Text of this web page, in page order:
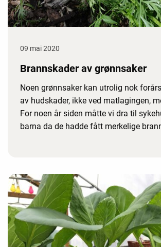
09 mai 2020
Brannskader av grønnsaker
Noen grønnsaker kan utrolig nok
av hudskader, ikke ved matlagingen,
For noen år siden måtte vi dra til
barna da de hadde fått merkelige